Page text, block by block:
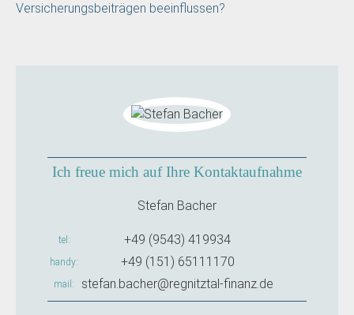
Versicherungsbeiträgen beeinflussen?
Ich freue mich auf Ihre Kontaktaufnahme
Stefan Bacher
tel +49 (9543) 419934
handy +49 (151) 65111170
mail stefan.bacher@regnitztal-finanz.de